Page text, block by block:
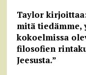
Taylor
mitä tiedämme,
kokoelmissa
filosofien
Jeesusta.”